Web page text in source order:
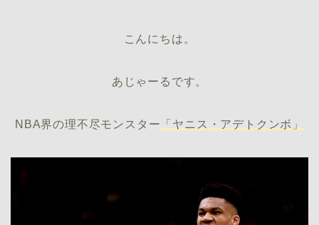
こんにちは。
あじゃーるです。
NBA界の理不尽モンスター 「ヤニス・アデトクンボ」